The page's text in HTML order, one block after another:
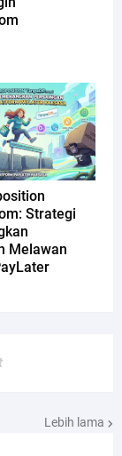
Strategi
Melawan
Lebih lama